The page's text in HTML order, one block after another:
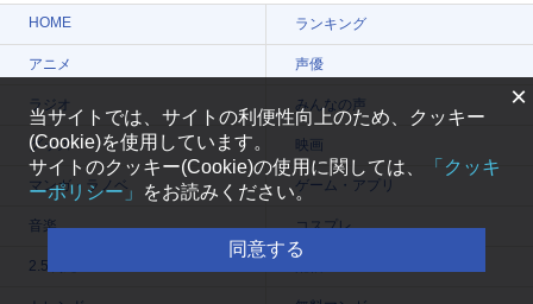
HOME ランキング
アニメ 声優
ラジオ みんなの声
グッズ 映画
マンガ・ラノベ ゲーム・アプリ
音楽 コスプレ
2.5次元
×
当サイトでは、サイトの利便性向上のため、クッキー
(Cookie)を使用しています。
サイトのクッキー(Cookie)の使用に関しては、
「クッキ
ーポリシー」
をお読みください。
同意する